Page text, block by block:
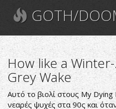
GOTH/DOOM/
How like a
Grey Wake
Αυτό το βιολί στους My Dying
νεαρές ψυχές στα 90ς και